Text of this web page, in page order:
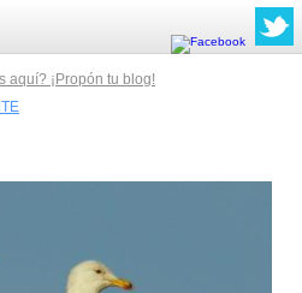
aquí? ¡Propón tu blog!